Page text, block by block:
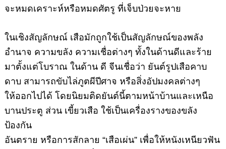
จะหมดเคราะห์หรือหมดศัตรู ที่เจ็บป่วยจะหาย
ในเชิงสัญลักษณ์ เสือมักถูกใช้เป็นสัญลักษณ์ของพลัง
อำนาจ ความขลัง ความเชื่อต่างๆ ทั้งในด้านดีและร้าย
มาตั้งแต่โบราณ ในด้าน ดี จีนเชื่อว่า ยันต์รูปเสือคาบ
ดาบ สามารถขับไล่ภูตผีปีศาจ หรือสิ่งอัปมงคลต่างๆ
ให้ออกไปได้ โดยนิยมติดยันต์นี้ตามหน้าบ้านและเหนือ
บานประตู ส่วน เขี้ยวเสือ ใช้เป็นเครื่องรางของขลัง
ป้องกัน
อันตราย หรือการสักลาย “เสือเผ่น” เพื่อให้หนังเหนียวฟัน